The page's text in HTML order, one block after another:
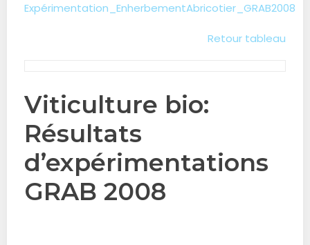
Expérimentation_EnherbementAbricotier_GRAB2008
Retour tableau
Viticulture bio:
Résultats
d’expérimentations
GRAB 2008